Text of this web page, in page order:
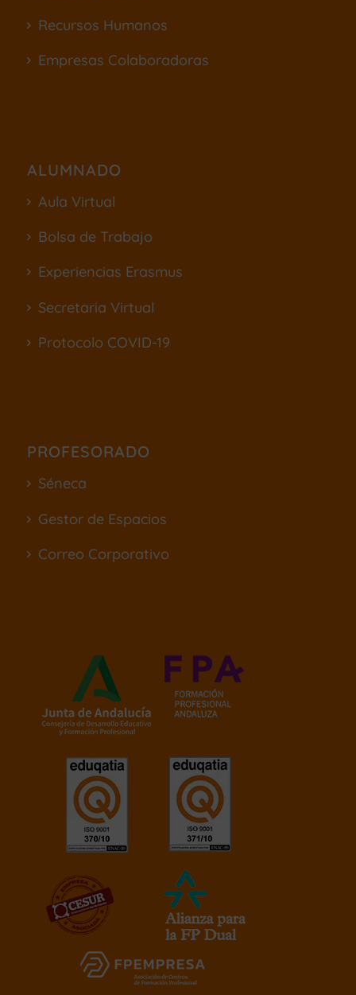
Recursos Humanos
Empresas Colaboradoras
ALUMNADO
Aula Virtual
Bolsa de Trabajo
Experiencias Erasmus
Secretaria Virtual
Protocolo COVID-19
PROFESORADO
Séneca
Gestor de Espacios
Correo Corporativo